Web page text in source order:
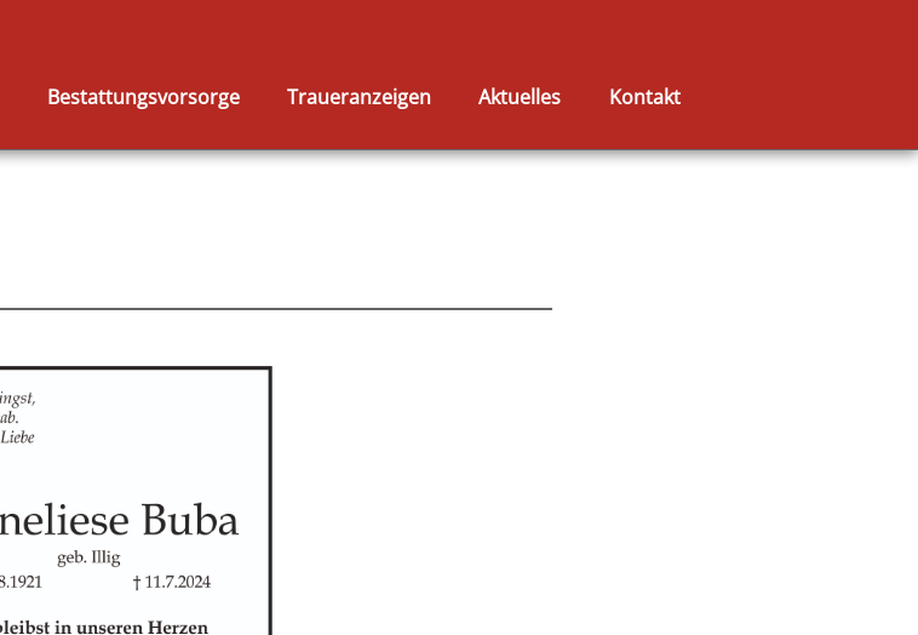
Bestattungsvorsorge Traueranzeigen Aktuelles Kontakt